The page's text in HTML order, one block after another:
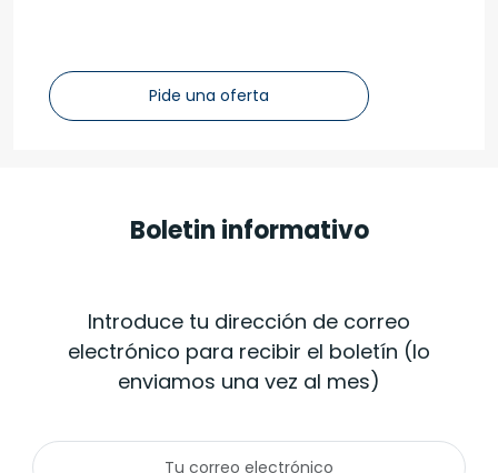
Pide una oferta
Boletin informativo
Introduce tu dirección de correo
electrónico para recibir el boletín (lo
enviamos una vez al mes)